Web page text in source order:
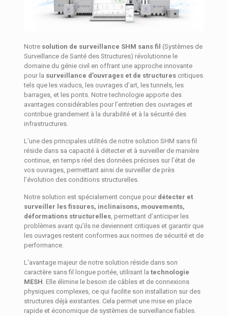
Notre solution de surveillance SHM sans fil (Systèmes de
Surveillance de Santé des Structures) révolutionne le
domaine du génie civil en offrant une approche innovante
pour la surveillance d’ouvrages et de structurescritiques
tels que les viaducs, les ouvrages d’art, les tunnels, les
barrages, et les ponts. Notre technologie apporte des
avantages considérables pour l’entretien des ouvrages et
contribue grandement à la durabilité et à la sécurité des
infrastructures.
L’une des principales utilités de notre solution SHM sans fil
réside dans sa capacité à détecter et à surveiller de manière
continue, en temps réel des données précises sur l’état de
vos ouvrages, permettant ainsi de surveiller de près
l’évolution des conditions structurelles.
Notre solution est spécialement conçue pour détecter et
surveiller les fissures, inclinaisons, mouvements,
déformations structurelles, permettant d’anticiper les
problèmes avant qu’ils ne deviennent critiques et garantir que
les ouvrages restent conformes aux normes de sécurité et de
performance.
L’avantage majeur de notre solution réside dans son
caractère sans fil longue portée, utilisant la technologie
MESH . Elle élimine le besoin de câbles et de connexions
physiques complexes, ce qui facilite son installation sur des
structures déjà existantes. Cela permet une mise en place
rapide et économique de systèmes de surveillance fiables.